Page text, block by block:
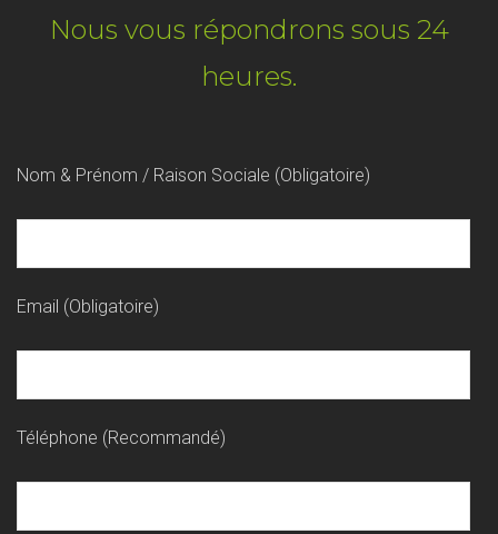
Nous vous répondrons sous 24
heures.
Nom & Prénom / Raison Sociale (Obligatoire)
Email (Obligatoire)
Téléphone (Recommandé)